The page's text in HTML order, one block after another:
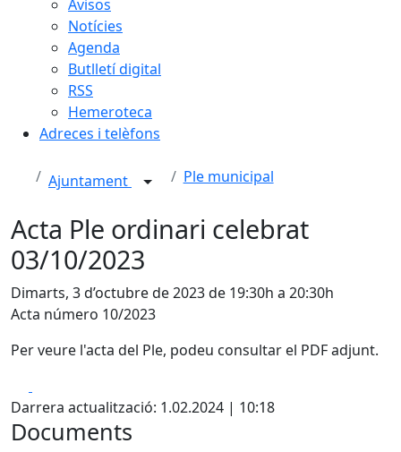
Avisos
Notícies
Agenda
Butlletí digital
RSS
Hemeroteca
Adreces i telèfons
Ajuntament Ple municipal
Acta Ple ordinari celebrat
03/10/2023
Dimarts, 3 d’octubre de 2023 de 19:30h a 20:30h
Acta número 10/2023
Per veure l'acta del Ple, podeu consultar el PDF adjunt.
Darrera actualització: 1.02.2024 | 10:18
Documents